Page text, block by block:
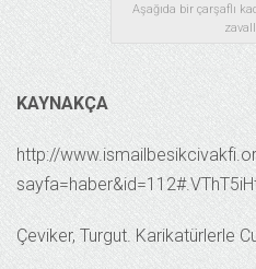
Aşağıda bir çarşaflı
KAYNAKÇA
http://
Çeviker, Turgut. Karikatürlerle